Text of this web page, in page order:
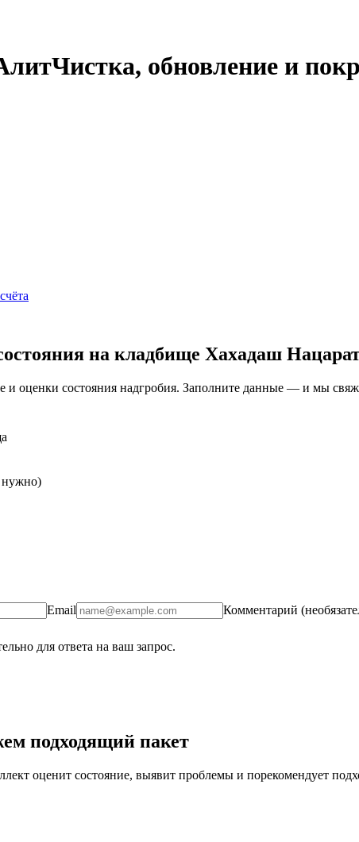
Чистка, обновление и
на кладбище Хахадаш
оценки состояния надгробия. Заполните данные — и мы
нужно)
Email Комментарий
для ответа на ваш запрос.
подходящий пакет
оценит состояние, выявит проблемы и порекомендует